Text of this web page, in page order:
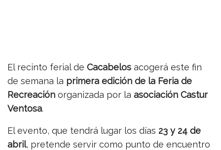
El recinto ferial de Cacabelos acogerá este fin
de semana la primera edición de la Feria de
Recreación organizada por la asociación Castur
Ventosa.
El evento, que tendrá lugar los días 23 y 24 de
abril, pretende servir como punto de encuentro